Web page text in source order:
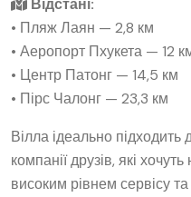
Відстані:
• Пляж Лаян — 2,8 км
• Аеропорт Пхукета — 12
• Центр Патонг — 14,5 км
• Пірс Чалонг — 23,3 км
Вілла ідеально
компанії друзів, які
високим рівнем сервісу